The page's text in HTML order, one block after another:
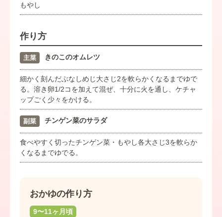
もやし
作り方
主菜 きのこのオムレツ
細かく刻んだぶなしめじ大さじ2を軟らかくなるまでゆで
る。溶き卵1/2コを加えて混ぜ、十分に火を通し、ケチャ
ップごく少々をかける。
副菜 チンゲン菜のサラダ
食べやすく切ったチンゲン菜・もやし各大さじ3を軟らか
くなるまでゆでる。
おかゆの作り方
9〜11ヶ月頃